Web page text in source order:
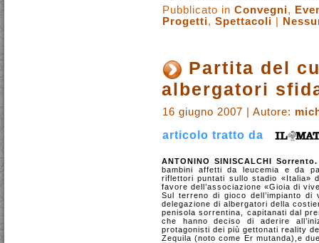
Pubblicato in Convegni,
Progetti, Spettacoli
Partita del
albergatori
16 giugno 2007 | Autore:
articolo tratto da
ANTONINO SINISCALCHI Sorrento.
bambini affetti da leucemia e da
riflettori puntati sullo stadio «Italia»
favore dell’associazione «Gioia di
Sul terreno di gioco dell’impianto
delegazione di albergatori della
penisola sorrentina, capitanati dal
che hanno deciso di aderire
protagonisti dei più gettonati reality
Zequila (noto come Er mutanda),e